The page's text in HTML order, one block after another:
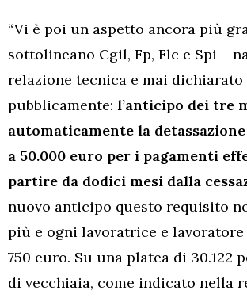
“Vi è poi un aspetto ancora più
sottolineano Cgil, Fp, Flc e Spi –
relazione tecnica e mai dichiarato
pubblicamente: l’anticipo dei tre
automaticamente la
a 50.000 euro per i pagamenti
partire da dodici mesi dalla
nuovo anticipo questo requisito
più e ogni lavoratrice e
750 euro. Su una platea di 30.122
di vecchiaia, come indicato nella